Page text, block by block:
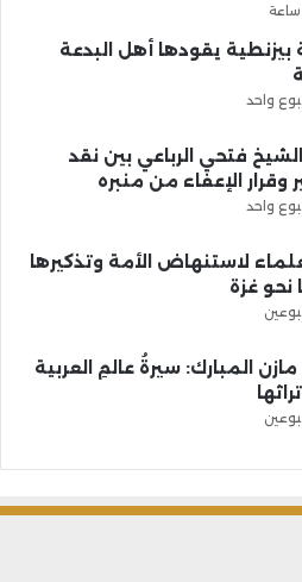
بيزنطية يقودها أهل البدعة
واحد
فتحي الرباعي بين نقد
وقرار الإعفاء من منبره
واحد
لاستنهاض الأمة وتذكيرها
نحو غزة
مازن المبارك: سيرةُ عالمِ العربية